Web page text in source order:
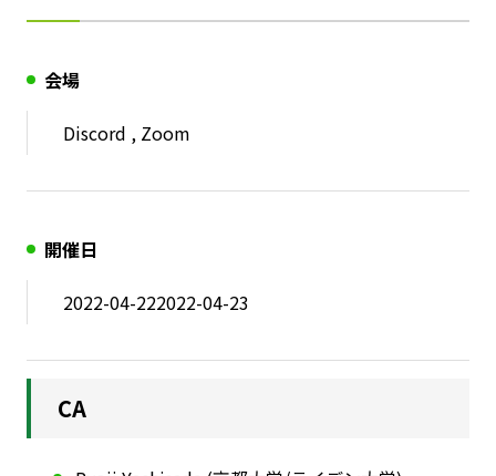
会場
Discord , Zoom
開催日
2022-04-222022-04-23
CA